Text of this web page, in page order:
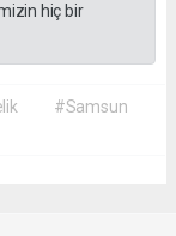
hiç bir
#Samsun